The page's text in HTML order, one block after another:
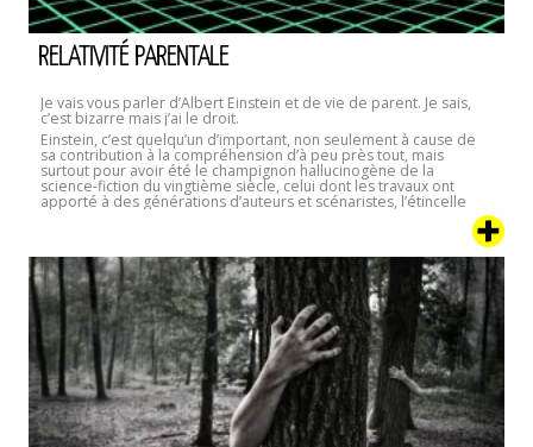
RELATIVITÉ PARENTALE
Je vais vous parler d’Albert Einstein et de vie de parent. Je sais,
c’est bizarre mais j’ai le droit.
Einstein, c’est quelqu’un d’important, non seulement à cause de
sa contribution à la compréhension d’à peu près tout, mais
surtout pour avoir été le champignon hallucinogène de la
science-fiction du vingtième siècle, celui dont les travaux ont
apporté à des générations d’auteurs et scénaristes, l’étincelle